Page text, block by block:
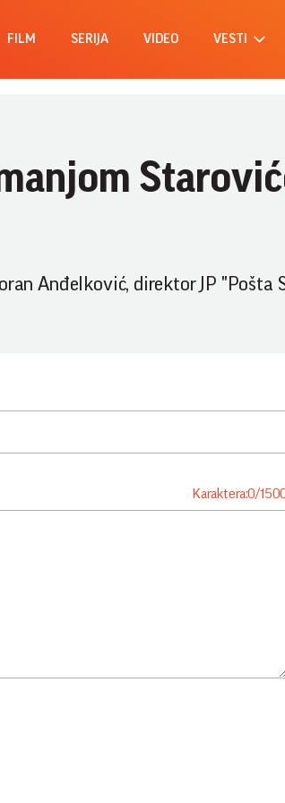
FILM SERIJA VIDEO VESTI
Anđelković, direktor JP "Pošta
Karaktera:0/